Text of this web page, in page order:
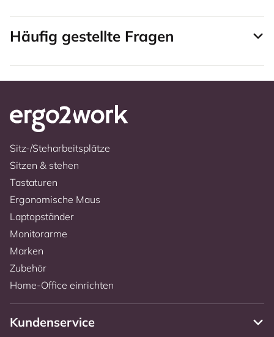
Häufig gestellte Fragen
Sitz-/Steharbeitsplätze
Sitzen & stehen
Tastaturen
Ergonomische Maus
Laptopständer
Monitorarme
Marken
Zubehör
Home-Office einrichten
Kundenservice